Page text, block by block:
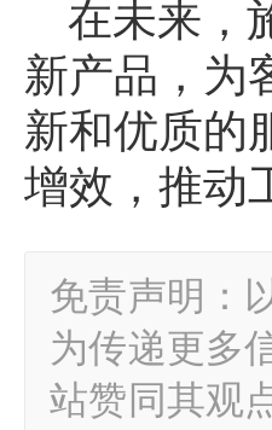
在未来，
新产品，为
新和优质的
增效，推动
免责声明：
为传递更多
站赞同其观